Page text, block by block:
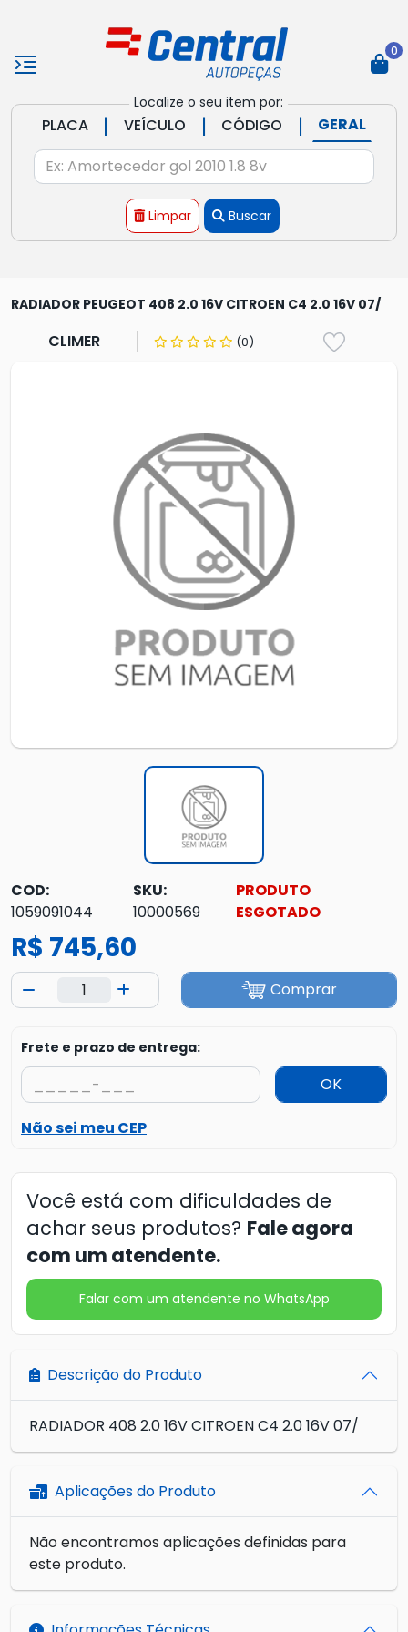
Localize o seu item por:
PLACA | VEÍCULO | CÓDIGO | GERAL
Limpar Buscar
0
RADIADOR PEUGEOT 408 2.0 16V CITROEN C4 2.0 16V 07/
CLIMER (0)
COD:
1059091044
SKU:
10000569
PRODUTO
ESGOTADO
R$ 745,60
Comprar
Frete e prazo de entrega:
OK
Não sei meu CEP
Você está com dificuldades de
achar seus produtos? Fale agora
com um atendente.
Falar com um atendente no WhatsApp
Descrição do Produto
RADIADOR 408 2.0 16V CITROEN C4 2.0 16V 07/
Aplicações do Produto
Não encontramos aplicações definidas para
este produto.